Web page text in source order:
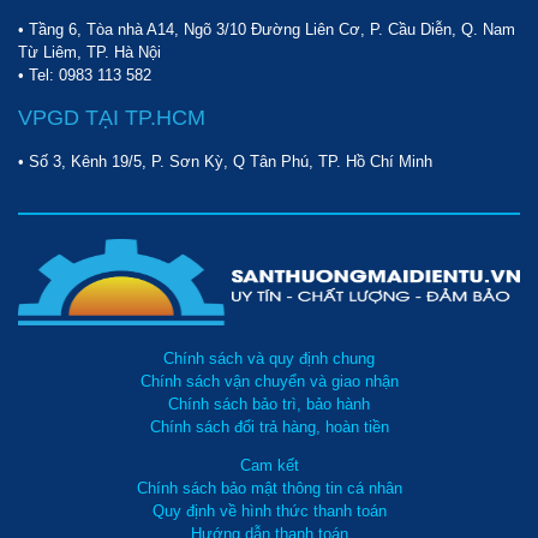
Dễ sử dụng, độ ồn thấp
dụng của nhà sản xuất là có thể dùng dễ dàng mà không cần đến
sự giúp đỡ của các chuyên viên kỹ thuật. Các nút điều chỉnh mức
xác nhất. Đặc biệt, thiết bị có độ ồn rất thấp không gây ảnh
hưởng đến những người xung quanh nghỉ ngơi và làm việc.
Nhược điểm của DHC 300
Đầu tiên là model DHC 300 này có mức tiêu hao điện lớn
hơn loại dùng IC
Nhược điểm quan trọng nhất là khó khống chế độ ẩm
Ứng dụng của tủ chống ẩm Dry-Cabi DHC 300
được sử dụng nhiều trong các khu văn phòng, bảo
tàng, bệnh viện,... nhằm mục đích bảo quản các đồ vật khỏi ẩm
mốc. Dưới đây là những ứng dụng củatủ chống ẩm Dry-Cabi
• Tầng 6, Tòa nhà A14, Ngõ 3/10 Đường Liên Cơ, P. Cầu Diễn, Q. Nam
Từ Liêm, TP. Hà Nội
• Tel: 0983 113 582
VPGD TẠI TP.HCM
• Số 3, Kênh 19/5, P. Sơn Kỳ, Q Tân Phú, TP. Hồ Chí Minh
Chính sách và quy định chung
Chính sách vận chuyển và giao nhận
Chính sách bảo trì, bảo hành
Chính sách đổi trả hàng, hoàn tiền
Cam kết
Chính sách bảo mật thông tin cá nhân
Quy định về hình thức thanh toán
Hướng dẫn thanh toán